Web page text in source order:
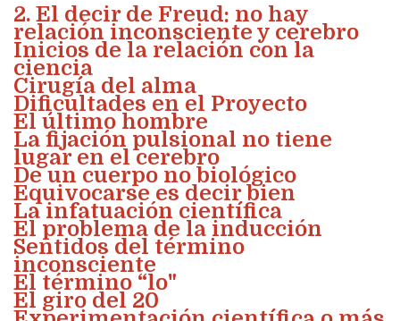
2. El decir de Freud: no hay
relación inconsciente y cerebro
Inicios de la relación con la
ciencia
Cirugía del alma
Dificultades en el Proyecto
El último hombre
La fijación pulsional no tiene
lugar en el cerebro
De un cuerpo no biológico
Equivocarse es decir bien
La infatuación científica
El problema de la inducción
Sentidos del término
inconsciente
El término “lo"
El giro del 20